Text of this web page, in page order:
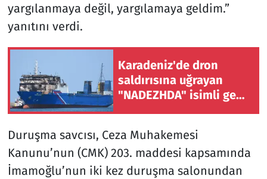
yargılanmaya değil, yargılamaya geldim.”
yanıtını verdi.
Karadeniz'de dron
saldırısına uğrayan
"NADEZHDA" isimli gemi
Duruşma savcısı, Ceza Muhakemesi
Kanunu’nun (CMK) 203. maddesi kapsamında
İmamoğlu’nun iki kez duruşma salonundan